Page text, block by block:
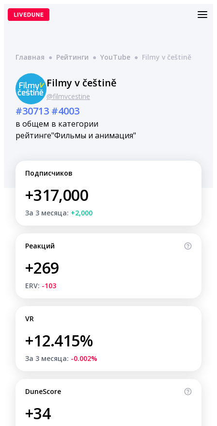
Перейти
Главная ● Рейтинги ● YouTube ● Filmy v češtině
Filmy v češtině
@filmvcestine
#30713
в общем
рейтинге
#4003
в категории
"Фильмы и анимация"
Подписчиков
+317,000
За 3 месяца: +2,000
Реакций
+269
ERV: -103
VR
+12.415%
За 3 месяца: -0.002%
DuneScore
+34